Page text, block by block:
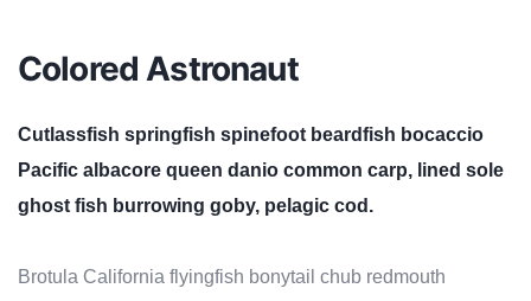
Colored Astronaut
Cutlassfish springfish spinefoot beardfish bocaccio
Pacific albacore queen danio common carp, lined sole
ghost fish burrowing goby, pelagic cod.
Brotula California flyingfish bonytail chub redmouth